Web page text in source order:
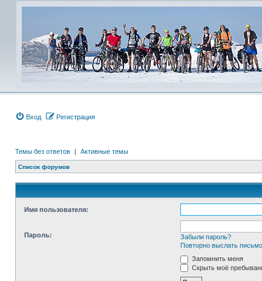
Вход Регистрация
Темы без ответов | Активные темы
Список форумов
Имя пользователя:
Пароль:
Забыли пароль?
Повторно выслать
Запомнить меня
Скрыть моё